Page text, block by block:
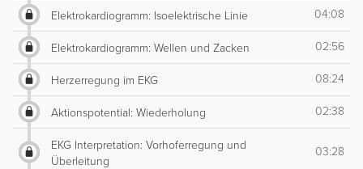
Elektrokardiogramm: Isoelektrische Linie 04:08
Elektrokardiogramm: Wellen und Zacken 02:56
Herzerregung im EKG 08:24
Aktionspotential: Wiederholung 02:38
EKG Interpretation: Vorhoferregung und
Überleitung
03:28